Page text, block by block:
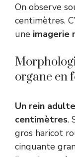
On observe
centimètres.
une imagerie
organe en
Un rein
centimètres.
gros haricot
cinquante